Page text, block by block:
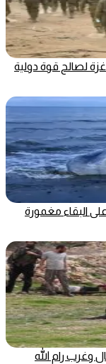
لصالح قوة دولية
البقاء مغمورة
رام الله